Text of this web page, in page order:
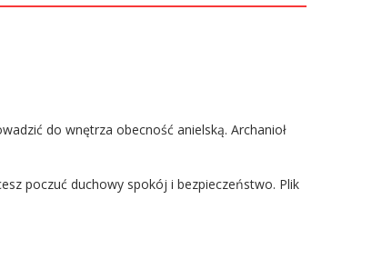
do wnętrza obecność anielską. Archanioł
poczuć duchowy spokój i bezpieczeństwo. Plik